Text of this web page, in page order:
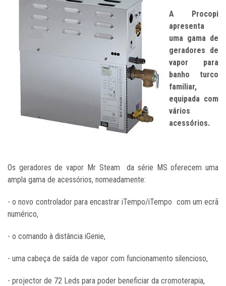
A Procopi
apresenta
uma gama de
geradores de
vapor para
banho turco
familiar,
equipada com
vários
acessórios.
Os geradores de vapor Mr Steam da série MS oferecem uma
ampla gama de acessórios, nomeadamente:
- o novo controlador para encastrar iTempo/iTempo com um ecrã
numérico,
- o comando à distância iGenie,
- uma cabeça de saída de vapor com funcionamento silencioso,
- projector de 72 Leds para poder beneficiar da cromoterapia,